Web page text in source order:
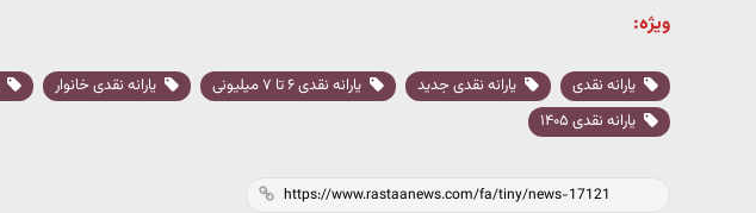
ویژه:
یارانه نقدی یارانه نقدی جدید یارانه نقدی ۶ تا ۷ میلیونی یارانه نقدی خانوار
یارانه نقدی ۱۴۰۵